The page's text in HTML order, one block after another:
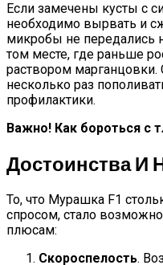
Если замечены кусты с
необходимо вырвать и
микробы не передались
том месте, где раньше
раствором
несколько раз
профилактики.
Важно! Как бороться с
Достоинства И
То, что Мурашка F1
спросом, стало
плюсам:
Скороспелость.